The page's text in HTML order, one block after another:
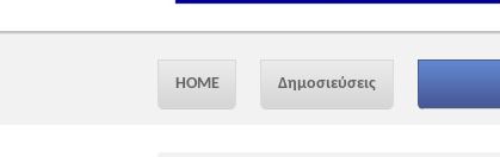
HOME Δημοσιεύσεις